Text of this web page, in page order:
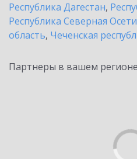
Республика Дагестан,
Республика Северная
область, Чеченская
Партнеры в вашем